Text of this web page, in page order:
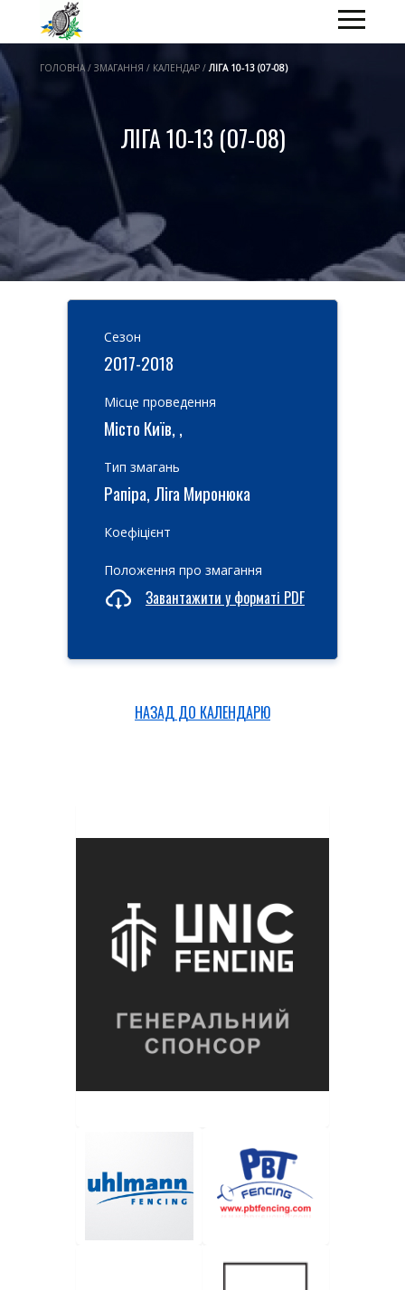
ГОЛОВНА / ЗМАГАННЯ / КАЛЕНДАР /ЛІГА 10-13 (07-08)
ЛІГА 10-13 (07-08)
Cезон
2017-2018
Місце проведення
Місто Київ, ,
Тип змагань
Рапіра, Ліга Миронюка
Коефіцієнт
Положення про змагання
Завантажити у форматі PDF
НАЗАД ДО КАЛЕНДАРЮ